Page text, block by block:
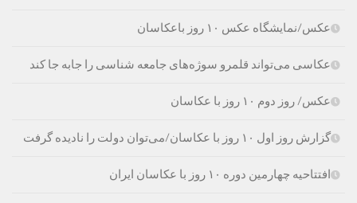
عکس/نمایشگاه عکس ۱۰ روز باعکاسان
عکاسی می‌تواند قلمرو سوژه‌های جامعه شناسی را جابه جا کند
عکس/ روز دوم ۱۰ روز با عکاسان
گزارش روز اول ۱۰ روز با عکاسان/می‌توان دولت را نادیده گرفت
افتتاحیه چهارمین دوره ۱۰ روز با عکاسان ایران